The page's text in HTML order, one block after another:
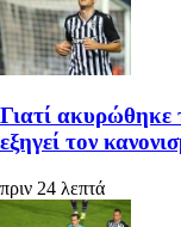
Γιατί
εξηγεί τον
πριν 24 λεπτά